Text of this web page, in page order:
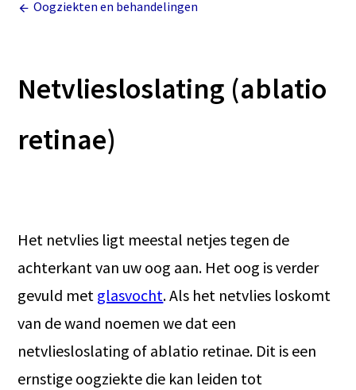
Oogziekten en behandelingen
Netvliesloslating (ablatio
retinae)
Het netvlies ligt meestal netjes tegen de
achterkant van uw oog aan. Het oog is verder
gevuld met glasvocht. Als het netvlies loskomt
van de wand noemen we dat een
netvliesloslating of ablatio retinae. Dit is een
ernstige oogziekte die kan leiden tot